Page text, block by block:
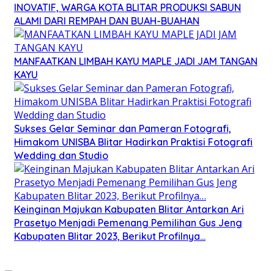
INOVATIF, WARGA KOTA BLITAR PRODUKSI SABUN
ALAMI DARI REMPAH DAN BUAH-BUAHAN
MANFAATKAN LIMBAH KAYU MAPLE JADI JAM TANGAN
KAYU
Sukses Gelar Seminar dan Pameran Fotografi,
Himakom UNISBA Blitar Hadirkan Praktisi Fotografi
Wedding dan Studio
Keinginan Majukan Kabupaten Blitar Antarkan Ari
Prasetyo Menjadi Pemenang Pemilihan Gus Jeng
Kabupaten Blitar 2023, Berikut Profilnya…